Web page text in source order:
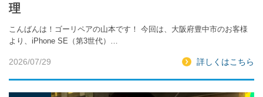
理
こんばんは！ゴーリペアの山本です！ 今回は、大阪府豊中市のお客様
より、iPhone SE（第3世代）…
2026/07/29 詳しくはこちら